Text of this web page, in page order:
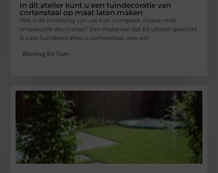
In dit atelier kunt u een tuindecoratie van
cortenstaal op maat laten maken
Wilt u de inrichting van uw tuin compleet maken met
smaakvolle decoraties? Een materiaal dat bij uitstek geschikt
is voor tuindecoraties is cortenstaal, ook wel
Woning En Tuin